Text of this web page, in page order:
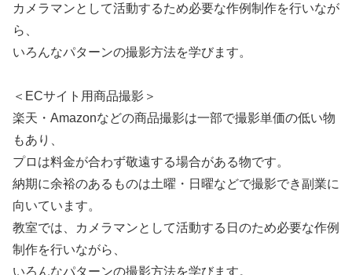
カメラマンとして活動するため必要な作例制作を行いなが
ら、
いろんなパターンの撮影方法を学びます。
＜ECサイト用商品撮影＞
楽天・Amazonなどの商品撮影は一部で撮影単価の低い物
もあり、
プロは料金が合わず敬遠する場合がある物です。
納期に余裕のあるものは土曜・日曜などで撮影でき副業に
向いています。
教室では、カメラマンとして活動する日のため必要な作例
制作を行いながら、
いろんなパターンの撮影方法を学びます。